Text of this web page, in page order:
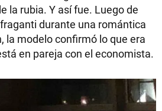
la rubia. Y así fue. Luego de
durante una romántica
la modelo confirmó lo que era
en pareja con el economista.